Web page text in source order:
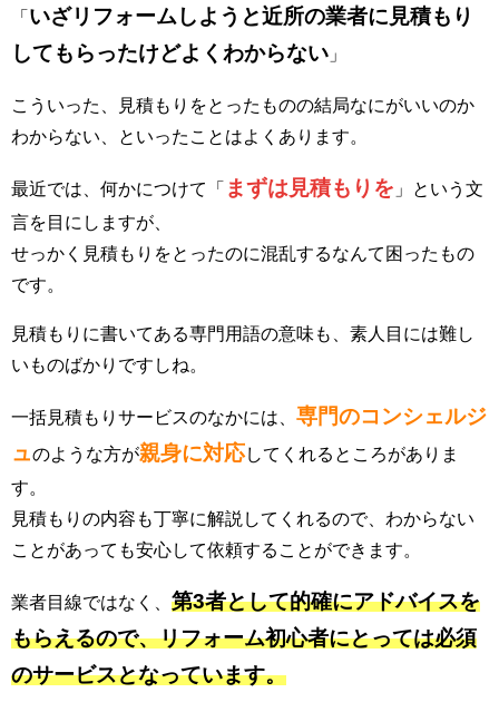
「 いざリフォームしようと近所の業者に見積もり
してもらったけどよくわからない 」
こういった、見積もりをとったものの結局なにがいいのか
わからない、といったことはよくあります。
最近では、何かにつけて「 まずは見積もりを 」という文
言を目にしますが、
せっかく見積もりをとったのに混乱するなんて困ったもの
です。
見積もりに書いてある専門用語の意味も、素人目には難し
いものばかりですしね。
一括見積もりサービスのなかには、 専門のコンシェルジ
ュのような方が親身に対応してくれるところがありま
す。
見積もりの内容も丁寧に解説してくれるので、わからない
ことがあっても安心して依頼することができます。
業者目線ではなく、 第3者として的確にアドバイスを
もらえるので、リフォーム初心者にとっては必須
のサービスとなっています。